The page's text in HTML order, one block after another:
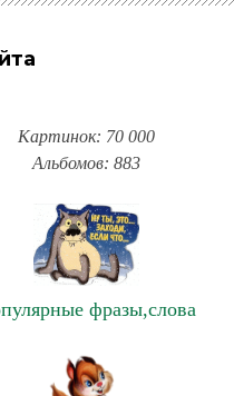
Картинок: 70 000
Альбомов: 883
фразы,слова